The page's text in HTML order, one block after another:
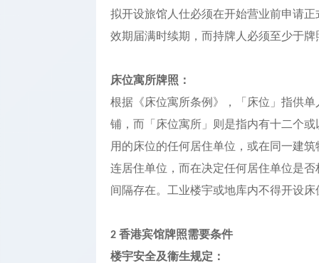
拟开设旅馆人仕必须在开始营业前申请
效期届满时续期，而持牌人必须至少于
床位寓所牌照：
根据《床位寓所条例》，「床位」指供
铺，而「床位寓所」则是指内有十二个
用的床位的任何居住单位，或在同一建
连居住单位，而在决定任何居住单位是
间隔存在。工业楼宇或地库内不得开设床
2 香港宾馆牌照需要条件
楼宇安全及衞生规定：